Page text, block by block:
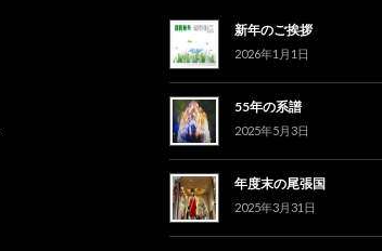
新年のご挨拶
2026年1月1日
55年の系譜
2025年5月3日
年度末の尾張国
2025年3月31日